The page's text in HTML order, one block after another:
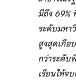
มีถึง 69%
ระดับมห
สูงสุดเกือ
กว่าระดับ
เรียนให้จ